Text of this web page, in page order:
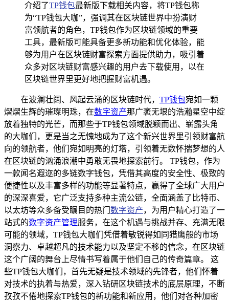
介绍了TP钱包最新版下载相关内容，将TP钱包称
为“TP钱包大咖”，强调其在区块链世界中扮演财
富领航者的角色，TP钱包作为区块链领域的重要
工具，最新版可能具备更多新功能和优化体验，能
够为用户在区块链财富探索方面提供助力，吸引着
众多对区块链财富感兴趣的用户去下载使用，以在
区块链世界里更好地把握财富机遇。
在波澜壮阔、风起云涌的区块链时代， TP钱包宛如一颗
熠熠生辉的璀璨明珠，在数字资产那广袤无垠的浩瀚星空中绽
放着独特的光芒，而那些于TP钱包领域脱颖而出、崭露头角
的大咖们，更是当之无愧地成为了这个新兴世界里引领财富航
向的领航者，他们宛如明亮的灯塔，引领着无数怀揣梦想的人
在区块链的汹涌浪潮中勇敢无畏地探索前行。 TP钱包，作为
一款闻名遐迩的多链数字钱包，凭借其高度的安全性、极致的
便捷性以及丰富多样的功能等显著特点，赢得了全球广大用户
的深深喜爱，它广泛支持多种主流公链，全面涵盖了比特币、
以太坊等众多备受瞩目的热门 数字资产，为用户精心打造了一
站式的数字资产管理服务，在这个机遇与挑战并存、充满无限
可能的领域，TP钱包大咖们凭借着敏锐得如同猎鹰般的市场
洞察力、卓越超凡的技术能力以及坚定不移的信念，在区块链
这个广阔的舞台上尽情书写着属于他们自己的传奇篇章。 这
些TP钱包大咖们，首先无疑是技术领域的先锋者，他们怀着
对技术的执着与热爱，深入钻研区块链技术的底层原理，不断
孜孜不倦地探索TP钱包的新功能和新应用，他们对各种加密